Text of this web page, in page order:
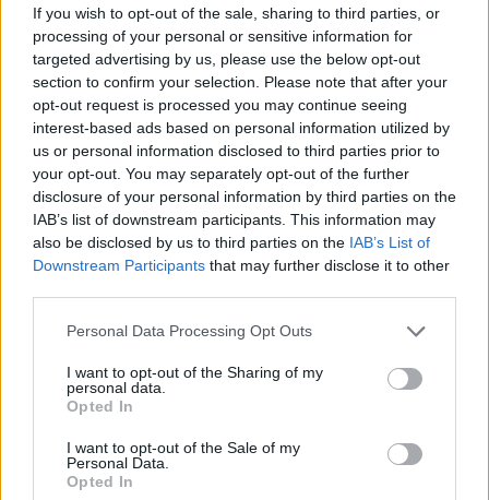
If you wish to opt-out of the sale, sharing to third parties, or
processing of your personal or sensitive information for
targeted advertising by us, please use the below opt-out
section to confirm your selection. Please note that after your
opt-out request is processed you may continue seeing
interest-based ads based on personal information utilized by
us or personal information disclosed to third parties prior to
your opt-out. You may separately opt-out of the further
disclosure of your personal information by third parties on the
IAB’s list of downstream participants. This information may
also be disclosed by us to third parties on the IAB’s List of
Downstream Participants that may further disclose it to other
Personal Data Processing Opt Outs
I want to opt-out of the Sharing of my
personal data.
Opted In
I want to opt-out of the Sale of my
Personal Data.
Opted In
La fréquence cardiaque maximale est atteinte lors d’un
effort maximal.
Comment soulager les tensions du
corps avec des balles de tennis
Catégorie :